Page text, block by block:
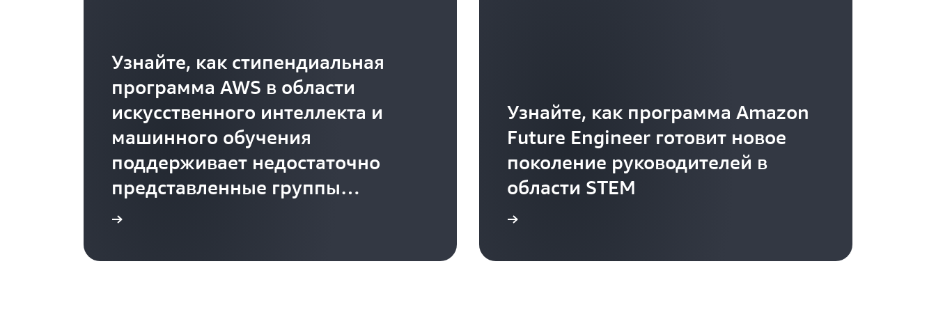
Узнайте, как стипендиальная
программа AWS в области
искусственного интеллекта и
машинного обучения
поддерживает недостаточно
представленные группы
учащихся
Узнайте, как программа Amazon
Future Engineer готовит новое
поколение руководителей в
области STEM